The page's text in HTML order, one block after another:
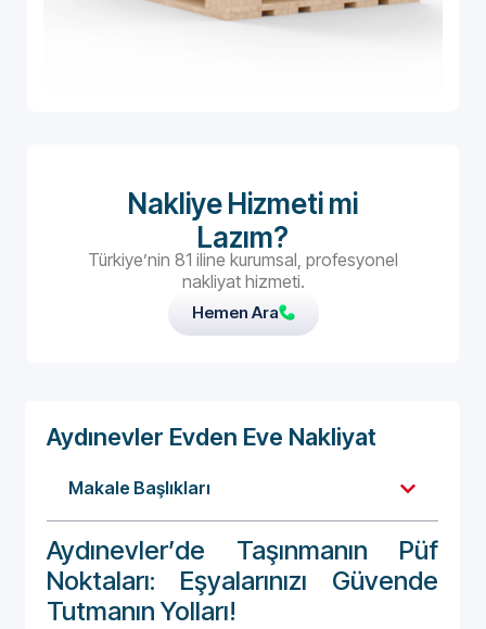
Nakliye Hizmeti mi
Lazım?
Türkiye’nin 81 iline kurumsal, profesyonel
nakliyat hizmeti.
Hemen Ara
Aydınevler Evden Eve Nakliyat
Makale Başlıkları
Aydınevler’de Taşınmanın Püf
Noktaları: Eşyalarınızı Güvende
Tutmanın Yolları!